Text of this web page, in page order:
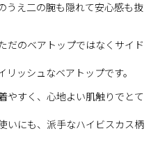
うえ二の腕も隠れて安心感も抜
だのベアトップではなくサイド
ッシュなベアトップです。
やすく、心地よい肌触りでとて
いにも、派手なハイビスカス柄